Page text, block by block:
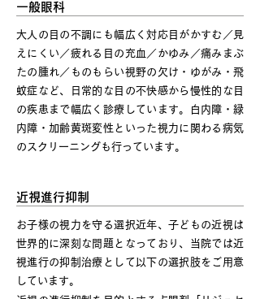
一般眼科
大人の目の不調にも幅広く対応目がかすむ／見
えにくい／疲れる目の充血／かゆみ／痛みまぶ
たの腫れ／ものもらい視野の欠け・ゆがみ・飛
蚊症など、日常的な目の不快感から慢性的な目
の疾患まで幅広く診療しています。白内障・緑
内障・加齢黄斑変性といった視力に関わる病気
のスクリーニングも行っています。
近視進行抑制
お子様の視力を守る選択近年、子どもの近視は
世界的に深刻な問題となっており、当院では近
視進行の抑制治療として以下の選択肢をご用意
しています。